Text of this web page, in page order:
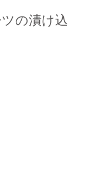
の漬け込